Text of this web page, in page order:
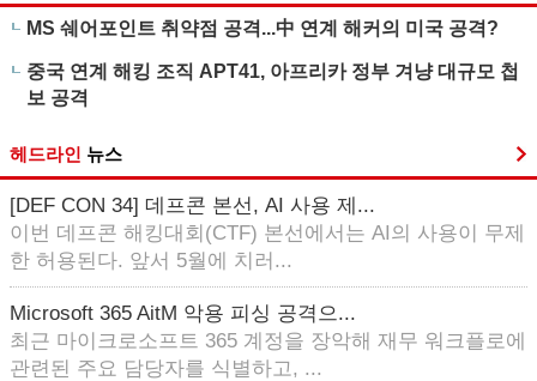
MS 쉐어포인트 취약점 공격...中 연계 해커의 미국 공격?
중국 연계 해킹 조직 APT41, 아프리카 정부 겨냥 대규모 첩
보 공격
헤드라인 뉴스
[DEF CON 34] 데프콘 본선, AI 사용 제...
이번 데프콘 해킹대회(CTF) 본선에서는 AI의 사용이 무제
한 허용된다. 앞서 5월에 치러...
Microsoft 365 AitM 악용 피싱 공격으...
최근 마이크로소프트 365 계정을 장악해 재무 워크플로에
관련된 주요 담당자를 식별하고, ...